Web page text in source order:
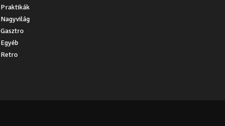
Praktikák
Nagyvilág
Gasztro
Egyéb
Retro